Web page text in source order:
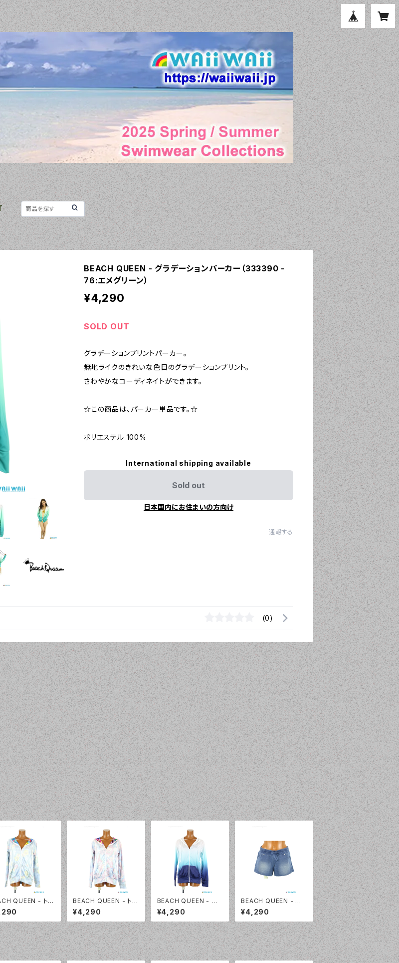
BEACH QUEEN - グラデーションパーカー（333390 -
76:エメグリーン）
¥4,290
SOLD OUT
グラデーションプリントパーカー。
無地ライクのきれいな色目のグラデーションプリント。
さわやかなコーディネイトができます。
☆この商品は、パーカー単品です。☆
ポリエステル 100%
International shipping available
Sold out
日本国内にお住まいの方向け
通報する
(0)
QUEEN - トロ
パーカー（33341
ブルー）
BEACH QUEEN - トロ
ピカルパーカー（33341
0 - 30:ピンク）
¥4,290
BEACH QUEEN - グラ
デーションパーカー（33
3390 - 82:ネイビー）
¥4,290
BEACH QUEEN - ウ
エストシャーリングカッ
トデニム（333360 - 8
0:ブルー）
¥4,290